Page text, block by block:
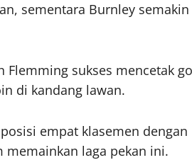
sementara Burnley semakin
sukses mencetak
di kandang lawan.
empat klasemen dengan
laga pekan ini.